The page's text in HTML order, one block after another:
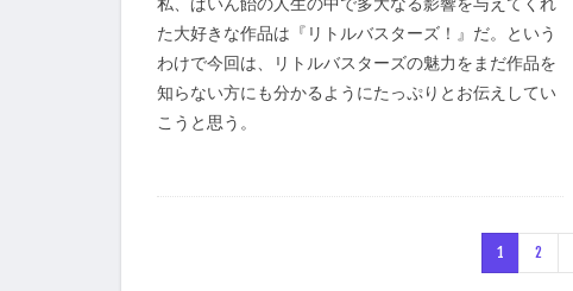
た大好きな作品は『リトルバスターズ！』だ。という
わけで今回は、リトルバスターズの魅力をまだ作品を
知らない方にも分かるようにたっぷりとお伝えしてい
こうと思う。
1 2